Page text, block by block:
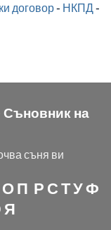
договор- НКПД-
Съновник на
съня ви
О П Р СТУФ
Я